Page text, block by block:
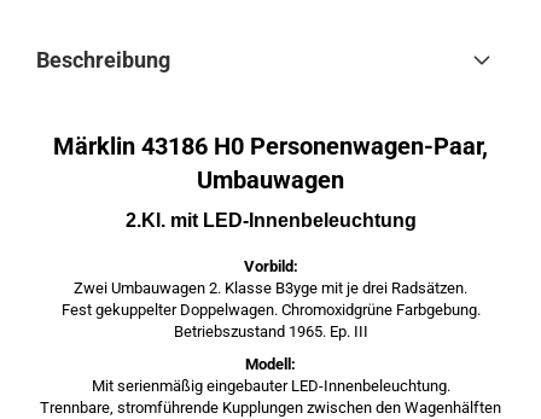
Beschreibung
Märklin 43186 H0 Personenwagen-Paar,
Umbauwagen
2.Kl. mit LED-Innenbeleuchtung
Vorbild:
Zwei Umbauwagen 2. Klasse B3yge mit je drei Radsätzen.
Fest gekuppelter Doppelwagen. Chromoxidgrüne Farbgebung.
Betriebszustand 1965. Ep. III
Modell:
Mit serienmäßig eingebauter LED-Innenbeleuchtung.
Trennbare, stromführende Kupplungen zwischen den Wagenhälften